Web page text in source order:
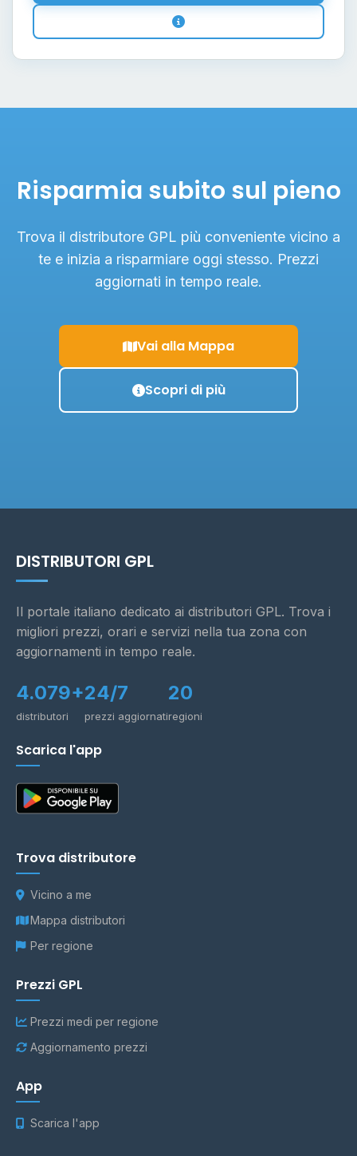
Risparmia subito sul pieno
Trova il distributore GPL più conveniente vicino a
te e inizia a risparmiare oggi stesso. Prezzi
aggiornati in tempo reale.
Vai alla Mappa
Scopri di più
DISTRIBUTORI GPL
Il portale italiano dedicato ai distributori GPL. Trova i
migliori prezzi, orari e servizi nella tua zona con
aggiornamenti in tempo reale.
4.079+
distributori
24/7
prezzi aggiornati
20
regioni
Scarica l'app
Trova distributore
Vicino a me
Mappa distributori
Per regione
Prezzi GPL
Prezzi medi per regione
Aggiornamento prezzi
App
Scarica l'app